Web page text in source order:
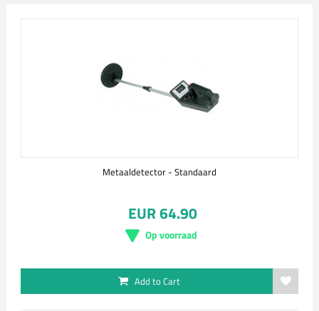
Metaaldetector - Standaard
EUR 64.90
Op voorraad
Add to Cart